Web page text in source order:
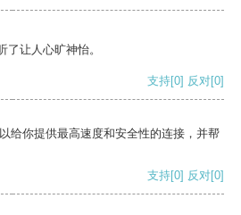
让人心旷神怡。
支持[0] 反对[0]
给你提供最高速度和安全性的连接，并帮
支持[0] 反对[0]